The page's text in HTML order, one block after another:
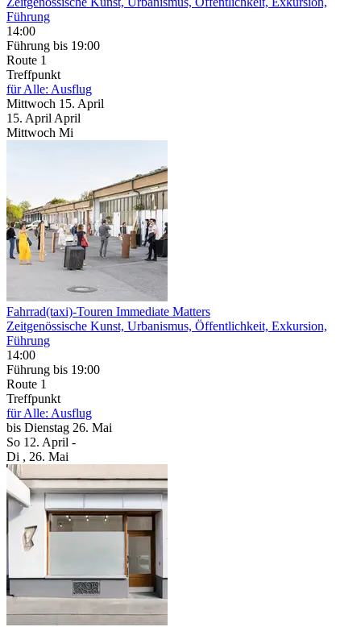
Führung
14:00
Führung bis 19:00
Route 1
Treffpunkt
für Alle: Ausflug
Mittwoch 15. April
15. April April
Mittwoch Mi
Fahrrad(taxi)-Touren Immediate Matters
Zeitgenössische Kunst, Urbanismus, Öffentlichkeit, Exkursion,
Führung
14:00
Führung bis 19:00
Route 1
Treffpunkt
für Alle: Ausflug
bis Dienstag 26. Mai
So 12. April -
Di , 26. Mai